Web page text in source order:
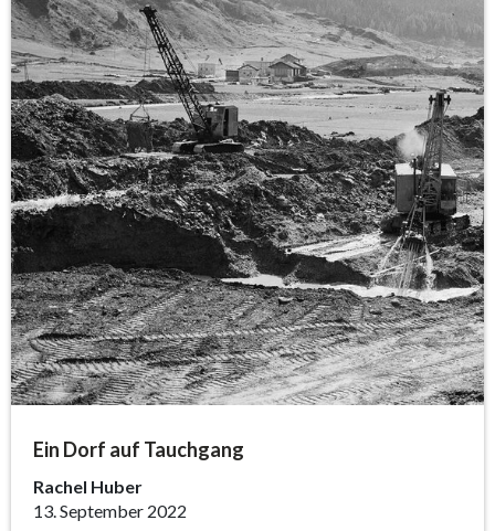
Ein Dorf auf Tauchgang
Rachel Huber
13. September 2022